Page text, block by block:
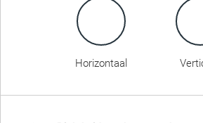
Horizontaal